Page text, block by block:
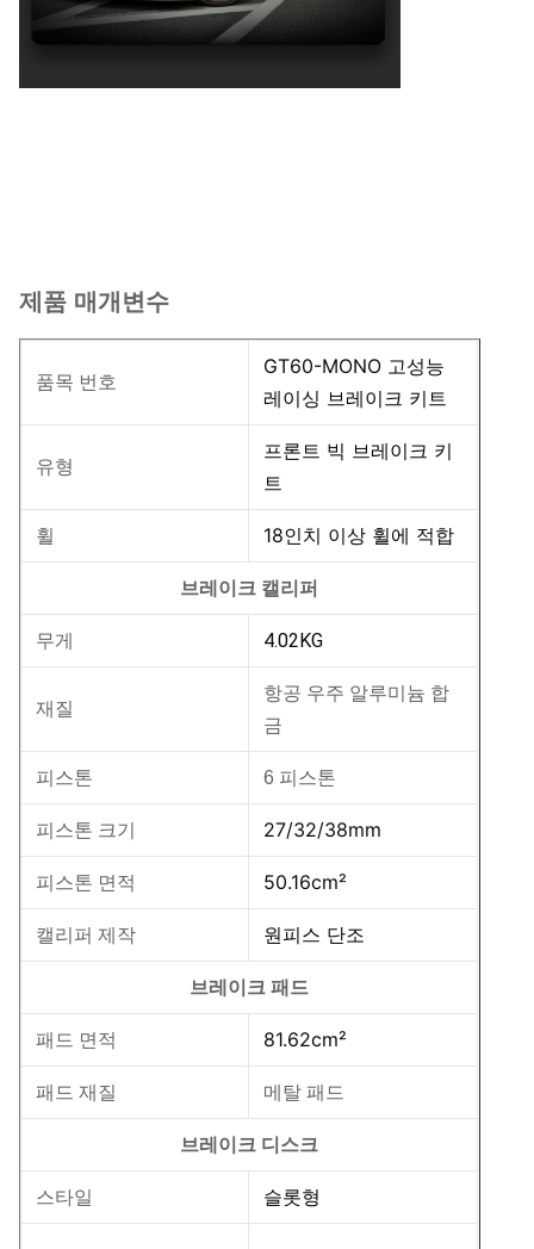
제품 매개변수
품목 번호
GT60-MONO 고성능
레이싱 브레이크 키트
유형
프론트 빅 브레이크 키
트
휠 18인치 이상 휠에 적합
브레이크 캘리퍼
무게 4.02KG
재질
항공 우주 알루미늄 합
금
피스톤 6 피스톤
피스톤 크기 27/32/38mm
피스톤 면적 50.16cm²
캘리퍼 제작 원피스 단조
브레이크 패드
패드 면적 81.62cm²
패드 재질 메탈 패드
브레이크 디스크
스타일 슬롯형